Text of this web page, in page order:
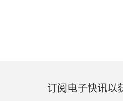
订阅电子快讯以